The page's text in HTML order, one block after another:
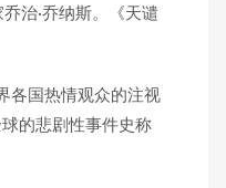
治·乔纳斯。《天谴
各国热情观众的注视
的悲剧性事件史称